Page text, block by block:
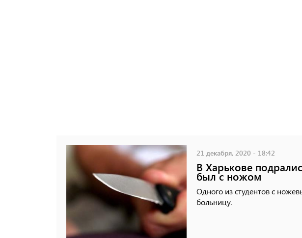
21 декабря, 2020 - 18:42
В Харькове
был с ножом
Одного из студентов с
больницу.